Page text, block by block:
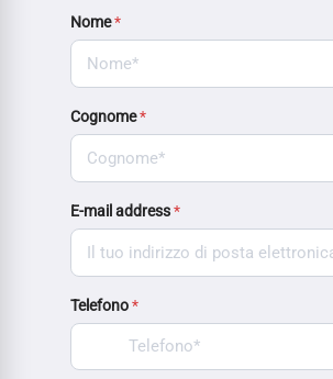
Nome*
Cognome*
E-mail address*
Telefono*